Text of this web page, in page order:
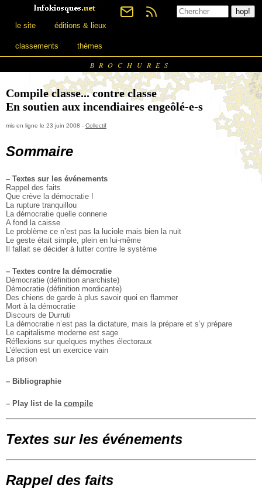
le site éditions & lieux
classements thèmes
BROCHURES
Compile classe... contre classe
En soutien aux incendiaires engeôlé-e-s
mis en ligne le 23 juin 2008 - Collectif
Sommaire
– Textes sur les événements
Rappel des faits
Que crève la démocratie !
La rupture tranquillou
La démocratie quelle connerie
A fond la caisse
Le problème ce n’est pas la luciole mais bien la nuit
Le geste était simple, plein en lui-même
Il fallait se décider à lutter contre le système
– Textes contre la démocratie
Démocratie (définition anarchiste)
Démocratie (définition mordicante)
Des chiens de garde à plus savoir quoi en flammer
Mort à la démocratie
Discours de Durruti
La démocratie n’est pas la dictature, mais la prépare et s’y prépare
Le capitalisme moderne est sage
Réflexions sur quelques mythes électoraux
L’élection est un exercice vain
La prison
– Bibliographie
– Play list de la compile
Textes sur les événements
Rappel des faits